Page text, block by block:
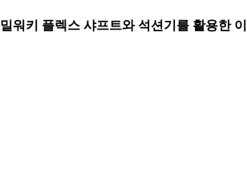
워키 플렉스 샤프트와 석션기를 활용한